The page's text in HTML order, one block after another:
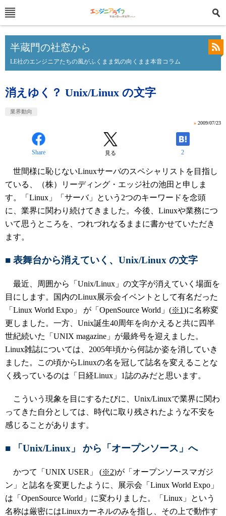
半蔵門の社窓から
LE社のエンジニアたちの風がふくまま気の向くまま本音コラム
消えゆく？ Unix/Linux の文字
業界動向
» 2009/07/23
Share 見る 2
世間様に恥じないLinuxサーバのスペシャリストを目指し
ている、（株）リーディング・エッジ社の池田と申しま
す。「Linux」「サーバ」という2つのキーワードを念頭
に、業界に関わり続けてきました。今後、Linuxや業務につ
いて思うところを、つれづれなるままに書かせていただき
ます。
■ 表舞台から消えていく、Unix/Linux の文字
最近、周囲から「Unix/Linux」の文字が消えていく場面を
目にします。国内のLinux展示会イベントとして有名だった
「Linux World Expo」 が「OpenSource World」(※1)に名称変
更しました。一方、Unix誕生40周年を向かえると共に四半
世紀続いた「UNIX magazine」が最終号を迎えました。
Linux雑誌については、2005年頃から何誌か姿を消していき
ました。この頃からLinuxの名を冠して誌名を変えることな
く残っているのは「日経Linux」1誌のみだと思います。
こういう現象を目にするたびに、Unix/Linuxで業界に関わ
ってきた自分としては、時代に取り残されたような不安を
感じることがあります。
■ 「 Unix/Linux 」 から「オープンソース」へ
かつて「UNIX USER」 (※2)が「オープンソースマガジ
ン」と誌名を変更したように、展示会「Linux World Expo」
は「OpenSource World」に変わりました。「Linux」という
名称は厳密にはLinuxカーネルのみを指し、その上で動作す